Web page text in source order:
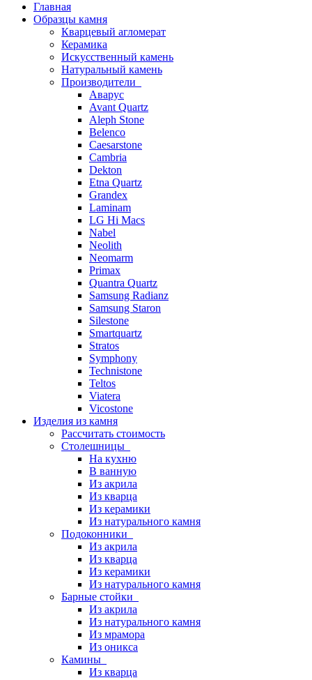
Главная
Образцы камня
Кварцевый агломерат
Керамика
Искусственный камень
Натуральный камень
Производители
Аварус
Avant Quartz
Aleph Stone
Belenco
Caesarstone
Cambria
Dekton
Etna Quartz
Grandex
Laminam
LG Hi Macs
Nabel
Neolith
Neomarm
Primax
Quantra Quartz
Samsung Radianz
Samsung Staron
Silestone
Smartquartz
Stratos
Symphony
Technistone
Teltos
Viatera
Vicostone
Изделия из камня
Рассчитать стоимость
Столешницы
На кухню
В ванную
Из акрила
Из кварца
Из керамики
Из натурального камня
Подоконники
Из акрила
Из кварца
Из керамики
Из натурального камня
Барные стойки
Из акрила
Из натурального камня
Из мрамора
Из оникса
Камины
Из кварца